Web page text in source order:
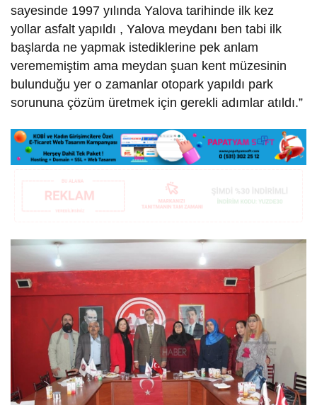
sayesinde 1997 yılında Yalova tarihinde ilk kez
yollar asfalt yapıldı , Yalova meydanı ben tabi ilk
başlarda ne yapmak istediklerine pek anlam
verememiştim ama meydan şuan kent müzesinin
bulunduğu yer o zamanlar otopark yapıldı park
sorununa çözüm üretmek için gerekli adımlar atıldı.”